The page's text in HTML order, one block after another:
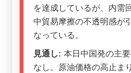
を達成しているが、内需
中貿易摩擦の不透明感が
なっている。
見通し: 本日中国発の主
なし。原油価格の高止ま